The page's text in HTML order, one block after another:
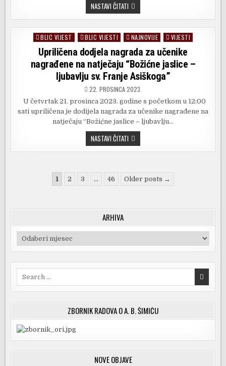
NASTAVI ČITATI ZBIVANJA
U
MATICI
HRVATSKOJ
GRUDE
–
2023.
Posted
BLIC VIJEST BLIC VIJESTI NAJNOVIJE VIJESTI
Upriličena dodjela nagrada za učenike
nagrađene na natječaju “Božićne jaslice –
ljubavlju sv. Franje Asiškoga”
22. PROSINCA 2023.
U četvrtak 21. prosinca 2023. godine s početkom u 12:00
sati upriličena je dodijela nagrada za učenike nagrađene na
natječaju “Božićne jaslice – ljubavlju…
NASTAVI ČITATI UPRILIČENA
DODJELA
NAGRADA
NA
NATJEČAJU
LJUBAVLJU
FRANJE
ASIŠKOGA”
Brojevi
objava
1 2 3 … 46 Older posts →
ARHIVA
Arhiva
ZBORNIK RADOVA O A. B. ŠIMIĆU
NOVE OBJAVE